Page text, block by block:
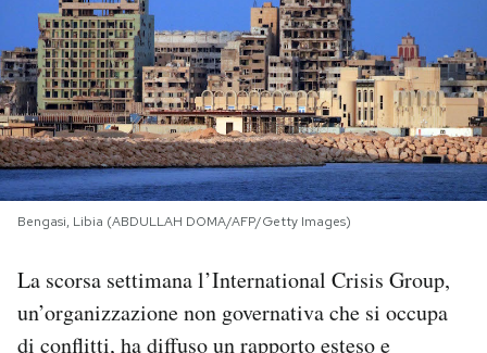
PODCAST
NEWSLETTER
I MIEI PREFERITI
Bengasi, Libia (ABDULLAH DOMA/AFP/Getty Images)
La scorsa settimana l’International Crisis Group,
un’organizzazione non governativa che si occupa
di conflitti, ha diffuso un rapportoesteso e